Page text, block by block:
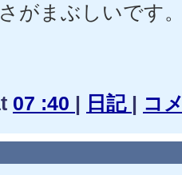
がまぶしいです
07 :40 | 日記 | コ